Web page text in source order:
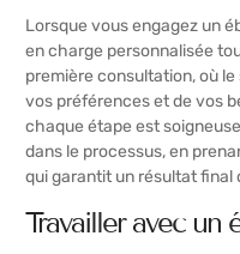
Lorsque vous engagez un
en charge personnalisée
première consultation, où
vos préférences et de vos
chaque étape est
dans le processus, en
qui garantit un résultat
Travailler avec un